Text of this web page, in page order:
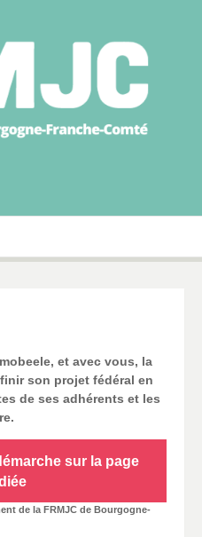
des MJC
Franche-
et avec vous, la
son projet fédéral en
de ses adhérents et les
sur la page
de la FRMJC de Bourgogne-